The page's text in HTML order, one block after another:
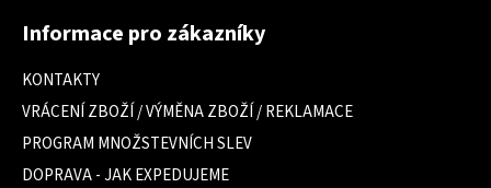
Informace pro zákazníky
KONTAKTY
VRÁCENÍ ZBOŽÍ / VÝMĚNA ZBOŽÍ / REKLAMACE
PROGRAM MNOŽSTEVNÍCH SLEV
DOPRAVA - JAK EXPEDUJEME